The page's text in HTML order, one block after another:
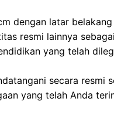
dengan latar
resmi lainnya
yang telah
secara resmi
yang telah Anda